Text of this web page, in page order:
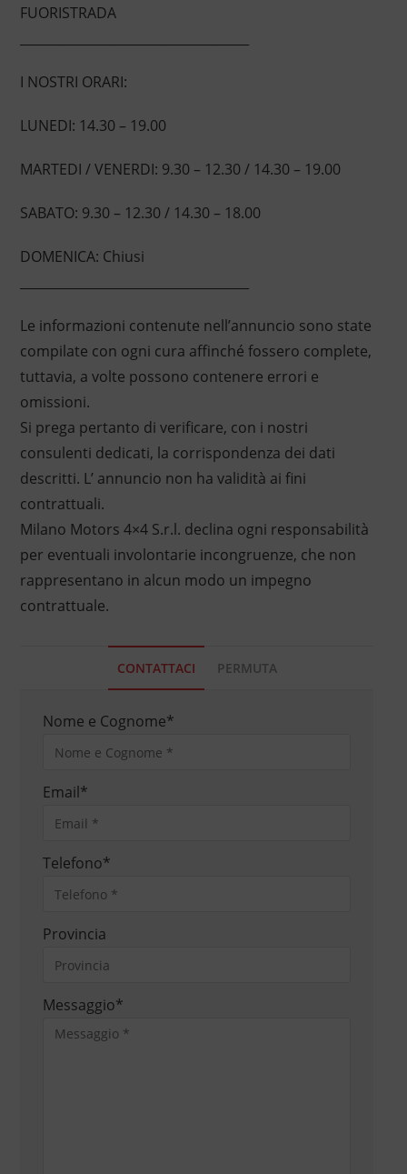
FUORISTRADA
I NOSTRI ORARI:
LUNEDI: 14.30 – 19.00
MARTEDI / VENERDI: 9.30 – 12.30 / 14.30 – 19.00
SABATO: 9.30 – 12.30 / 14.30 – 18.00
DOMENICA: Chiusi
Le informazioni contenute nell’annuncio sono state
compilate con ogni cura affinché fossero complete,
tuttavia, a volte possono contenere errori e
omissioni.
Si prega pertanto di verificare, con i nostri
consulenti dedicati, la corrispondenza dei dati
descritti. L’ annuncio non ha validità ai fini
contrattuali.
Milano Motors 4×4 S.r.l. declina ogni responsabilità
per eventuali involontarie incongruenze, che non
rappresentano in alcun modo un impegno
contrattuale.
CONTATTACI PERMUTA
Nome e Cognome*
Email*
Telefono*
Provincia
Messaggio*